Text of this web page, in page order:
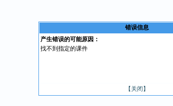
错误信息
产生错误的可能原因：
找不到指定的课件
【关闭】